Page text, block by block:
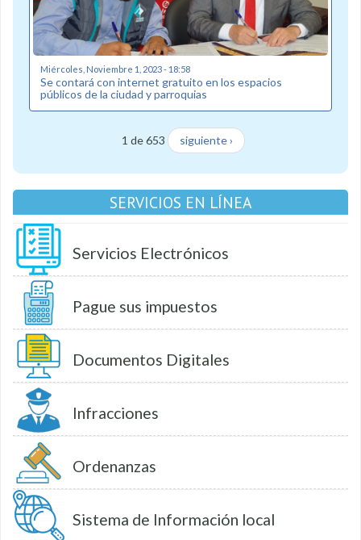
Miércoles, Noviembre 1, 2023 - 18:58
Se contará con internet gratuito en los espacios
públicos de la ciudad y parroquias
1 de 653 siguiente ›
SERVICIOS EN LÍNEA
Servicios Electrónicos
Pague sus impuestos
Documentos Digitales
Infracciones
Ordenanzas
Sistema de Información local